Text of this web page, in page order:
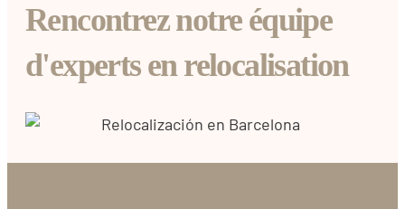
Rencontrez notre équipe
d'experts en relocalisation